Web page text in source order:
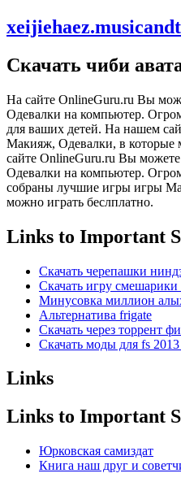
Скачать чиби
На сайте OnlineGuru.ru Вы
Одевалки на компьютер.
для ваших детей. На нашем
Макияж, Одевалки, в которые
сайте OnlineGuru.ru Вы можете
Одевалки на компьютер.
собраны лучшие игры игры
можно играть беслплатно.
Links to Important
Скачать черепашки
Скачать игру смешарики
Минусовка миллион
Альтернатива frigate
Скачать через торрент
Скачать моды для fs
Links
Links to Important
Юрковская самиздат
Книга наш друг и